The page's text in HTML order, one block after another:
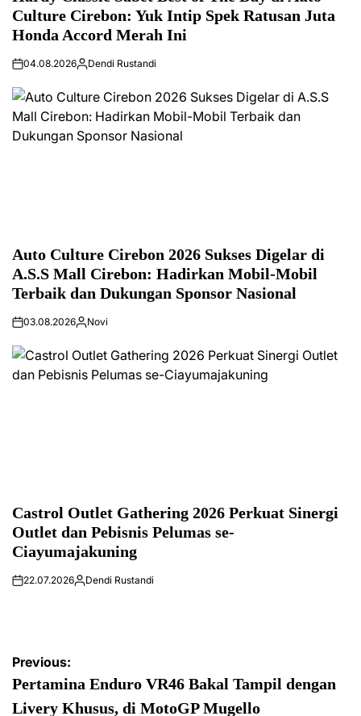
Culture Cirebon: Yuk Intip Spek Ratusan Juta
Honda Accord Merah Ini
04.08.2026 Dendi Rustandi
Auto Culture Cirebon 2026 Sukses Digelar di
A.S.S Mall Cirebon: Hadirkan Mobil-Mobil
Terbaik dan Dukungan Sponsor Nasional
03.08.2026 Novi
Castrol Outlet Gathering 2026 Perkuat Sinergi
Outlet dan Pebisnis Pelumas se-
Ciayumajakuning
22.07.2026 Dendi Rustandi
Post
navigation
Previous:
Pertamina Enduro VR46 Bakal Tampil dengan
Livery Khusus, di MotoGP Mugello